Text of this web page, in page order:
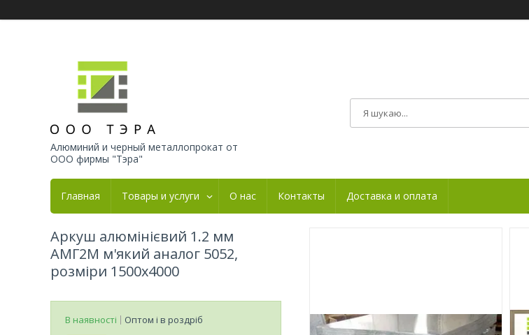
Алюминий и черный металлопрокат от
ООО фирмы "Тэра"
Главная Товары и услуги О нас Контакты Доставка и оплата
Аркуш алюмінієвий 1.2 мм
АМГ2М м'який аналог 5052,
розміри 1500х4000
В наявності Оптом і в роздріб